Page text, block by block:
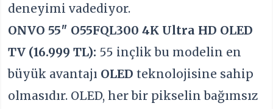
deneyimi vadediyor.
ONVO 55″ O55FQL300 4K Ultra HD OLED
TV (16.999 TL): 55 inçlik bu modelin en
büyük avantajı OLED teknolojisine sahip
olmasıdır. OLED, her bir pikselin bağımsız